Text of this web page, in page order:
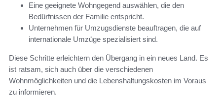
Eine geeignete Wohngegend auswählen, die den
Bedürfnissen der Familie entspricht.
Unternehmen für Umzugsdienste beauftragen, die auf
internationale Umzüge spezialisiert sind.
Diese Schritte erleichtern den Übergang in ein neues Land. Es
ist ratsam, sich auch über die verschiedenen
Wohnmöglichkeiten und die Lebenshaltungskosten im Voraus
zu informieren.